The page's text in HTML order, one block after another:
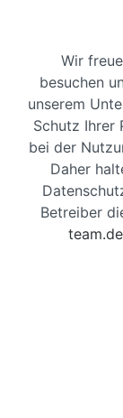
Wir
besuchen
unserem
Schutz Ihrer
bei der
Daher
Betreiber
team.de